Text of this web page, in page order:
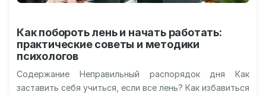
Как побороть лень и начать работать:
практические советы и методики
психологов
Содержание Неправильный распорядок дня Как
заставить себя учиться, если все лень? Как избавиться